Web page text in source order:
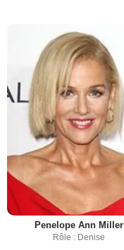
Penelope Ann Miller
Rôle : Denise